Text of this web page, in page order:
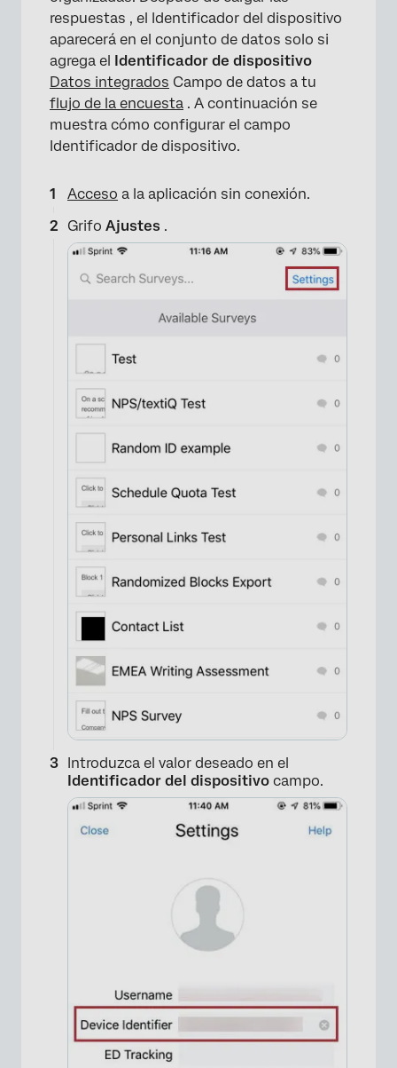
respuestas , el Identificador del dispositivo
aparecerá en el conjunto de datos solo si
agrega el
Identificador de dispositivo
Datos integrados Campo de datos a tu
flujo de la encuesta . A continuación se
muestra cómo configurar el campo
Identificador de dispositivo.
Acceso a la aplicación sin conexión.
Grifo Ajustes .
Introduzca el valor deseado en el
Identificador del dispositivo campo.